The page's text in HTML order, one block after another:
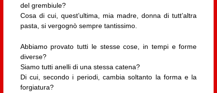
del grembiule?
Cosa di cui, quest’ultima, mia madre, donna di tutt’altra
pasta, si vergognò sempre tantissimo.
Abbiamo provato tutti le stesse cose, in tempi e forme
diverse?
Siamo tutti anelli di una stessa catena?
Di cui, secondo i periodi, cambia soltanto la forma e la
forgiatura?